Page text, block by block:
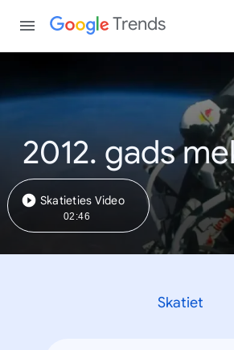
Trends
2012. gads
Skatieties Video
02:46
Skatiet